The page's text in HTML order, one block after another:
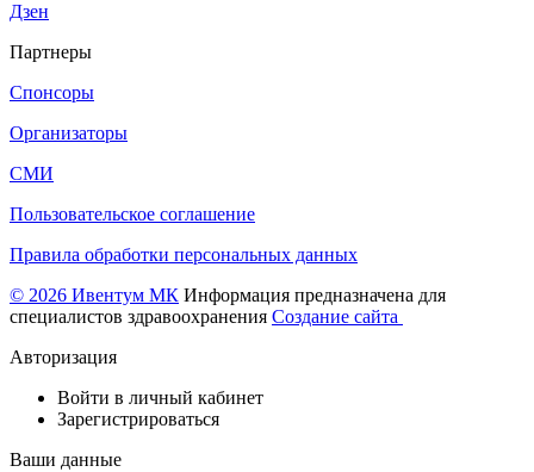
Дзен
Партнеры
Спонсоры
Организаторы
СМИ
Пользовательское соглашение
Правила обработки персональных данных
© 2026 Ивентум МК Информация предназначена для
специалистов здравоохранения Создание сайта
Авторизация
Войти в личный кабинет
Зарегистрироваться
Ваши данные